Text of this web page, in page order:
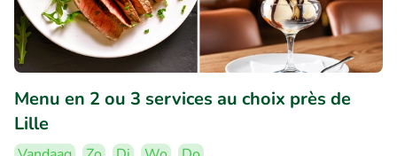
Menu en 2 ou 3 services au choix près de
Lille